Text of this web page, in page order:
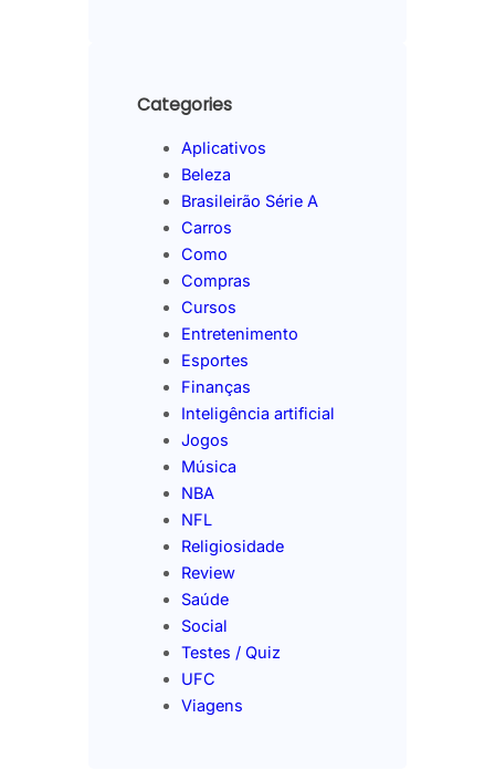
Categories
Aplicativos
Beleza
Brasileirão Série A
Carros
Como
Compras
Cursos
Entretenimento
Esportes
Finanças
Inteligência artificial
Jogos
Música
NBA
NFL
Religiosidade
Review
Saúde
Social
Testes / Quiz
UFC
Viagens